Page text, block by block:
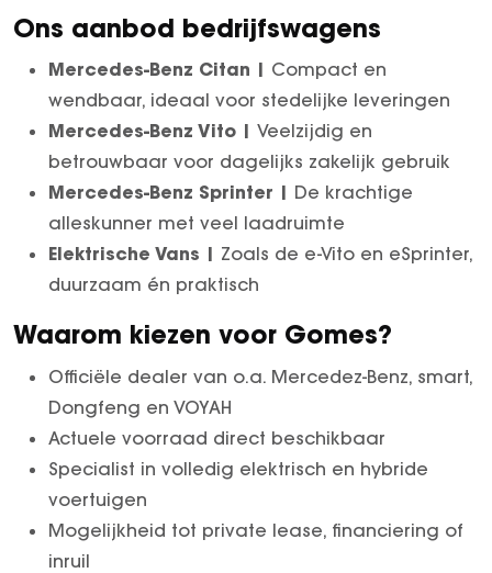
Ons aanbod bedrijfswagens
Mercedes-Benz Citan | Compact en
wendbaar, ideaal voor stedelijke leveringen
Mercedes-Benz Vito | Veelzijdig en
betrouwbaar voor dagelijks zakelijk gebruik
Mercedes-Benz Sprinter | De krachtige
alleskunner met veel laadruimte
Elektrische Vans | Zoals de e-Vito en eSprinter,
duurzaam én praktisch
Waarom kiezen voor Gomes?
Officiële dealer van o.a. Mercedez-Benz, smart,
Dongfeng en VOYAH
Actuele voorraad direct beschikbaar
Specialist in volledig elektrisch en hybride
voertuigen
Mogelijkheid tot private lease, financiering of
inruil